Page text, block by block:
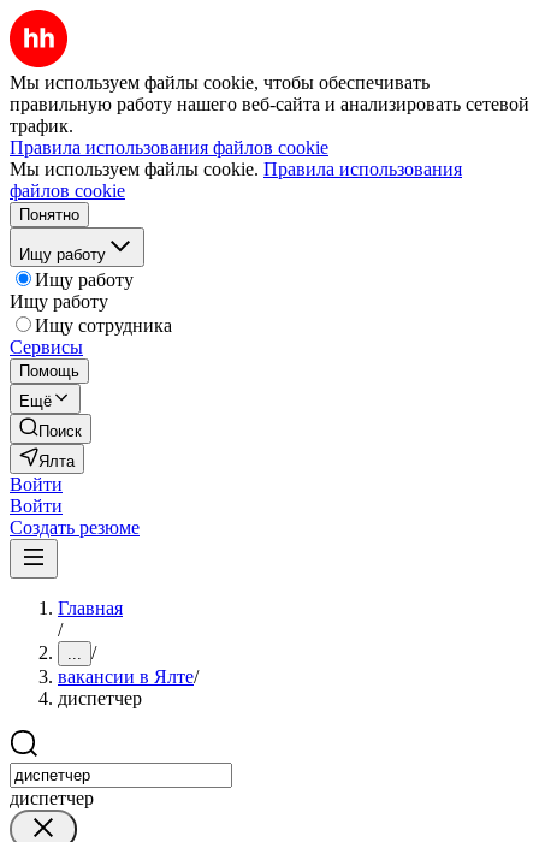
Мы используем файлы cookie, чтобы обеспечивать
правильную работу нашего веб-сайта и анализировать сетевой
трафик.
Правила использования файлов cookie
Мы используем файлы cookie. Правила использования
файлов cookie
Понятно
Ищу работу
Ищу работу
Ищу работу
Ищу сотрудника
Сервисы
Помощь
Ещё
Поиск
Ялта
Войти
Войти
Создать резюме
Главная
/
... /
вакансии в Ялте/
диспетчер
диспетчер